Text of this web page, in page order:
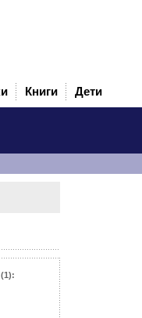
Книги Дети